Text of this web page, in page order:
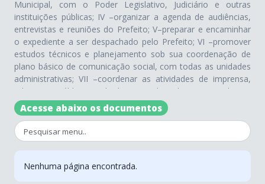
Municipal, com o Poder Legislativo, Judiciário e outras
instituições públicas; IV –organizar a agenda de audiências,
entrevistas e reuniões do Prefeito; V–preparar e encaminhar
o expediente a ser despachado pelo Prefeito; VI –promover
estudos técnicos e planejamento sob sua coordenação de
plano básico de comunicação social, com todas as unidades
administrativas; VII –coordenar as atividades de imprensa,
relações públicas, divulgação de diretrizes, planos,
programas e outros assuntos de interesse da Administração
Municipal; VIII–implementar a orientação, organização e
coordenação do cerimonial; IX–incentivar a integração de
todos os setores do Poder Executivo, no que se refere à
comunicação e imprensa; X– coordenar as relações com a
comunidade, inclusive as ações relativas ao Orçamento
Participativo; XI– desempenhar todas as demais atividades
Acesse abaixo os documentos
Nenhuma página encontrada.